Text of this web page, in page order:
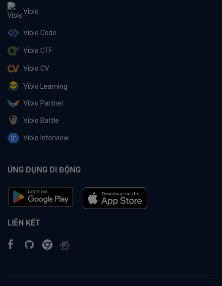
Viblo
Viblo Code
Viblo CTF
Viblo CV
Viblo Learning
Viblo Partner
Viblo Battle
Viblo Interview
ỨNG DỤNG DI ĐỘNG
LIÊN KẾT